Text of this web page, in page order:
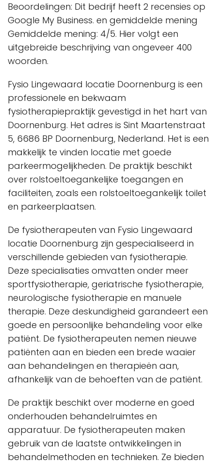
Beoordelingen: Dit bedrijf heeft 2 recensies op
Google My Business. en gemiddelde mening
Gemiddelde mening: 4/5. Hier volgt een
uitgebreide beschrijving van ongeveer 400
woorden.
Fysio Lingewaard locatie Doornenburg is een
professionele en bekwaam
fysiotherapiepraktijk gevestigd in het hart van
Doornenburg. Het adres is Sint Maartenstraat
5, 6686 BP Doornenburg, Nederland. Het is een
makkelijk te vinden locatie met goede
parkeermogelijkheden. De praktijk beschikt
over rolstoeltoegankelijke toegangen en
faciliteiten, zoals een rolstoeltoegankelijk toilet
en parkeerplaatsen.
De fysiotherapeuten van Fysio Lingewaard
locatie Doornenburg zijn gespecialiseerd in
verschillende gebieden van fysiotherapie.
Deze specialisaties omvatten onder meer
sportfysiotherapie, geriatrische fysiotherapie,
neurologische fysiotherapie en manuele
therapie. Deze deskundigheid garandeert een
goede en persoonlijke behandeling voor elke
patiënt. De fysiotherapeuten nemen nieuwe
patiënten aan en bieden een brede waaier
aan behandelingen en therapieën aan,
afhankelijk van de behoeften van de patiënt.
De praktijk beschikt over moderne en goed
onderhouden behandelruimtes en
apparatuur. De fysiotherapeuten maken
gebruik van de laatste ontwikkelingen in
behandelmethoden en technieken. Ze bieden